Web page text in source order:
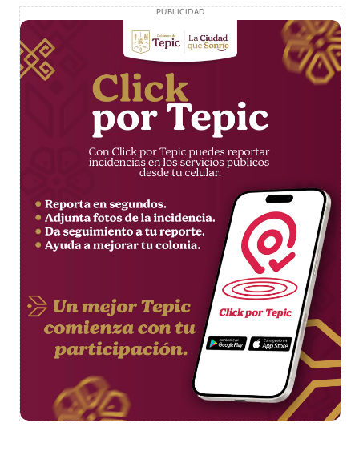
PUBLICIDAD